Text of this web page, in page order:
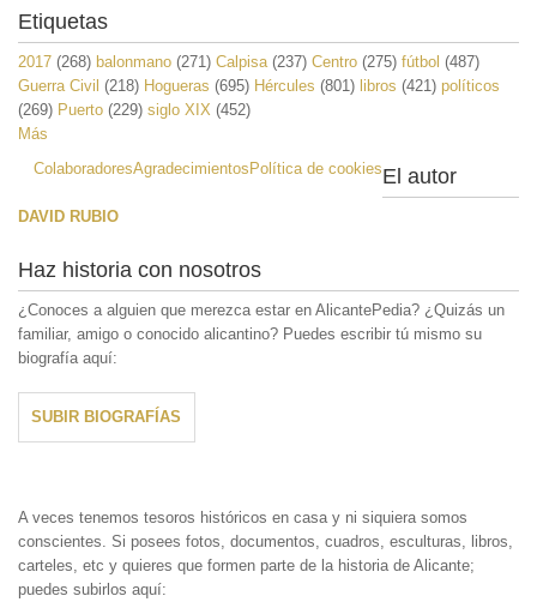
Etiquetas
2017 (268) balonmano (271) Calpisa(237) Centro (275) fútbol (487)
Guerra Civil (218) Hogueras (695) Hércules (801) libros (421) políticos
(269) Puerto (229) siglo XIX (452)
Más
ColaboradoresAgradecimientosPolítica de cookiesEl autor
DAVID RUBIO
Haz historia con nosotros
¿Conoces a alguien que merezca estar en AlicantePedia? ¿Quizás un
familiar, amigo o conocido alicantino? Puedes escribir tú mismo su
biografía aquí:
SUBIR BIOGRAFÍAS
A veces tenemos tesoros históricos en casa y ni siquiera somos
conscientes. Si posees fotos, documentos, cuadros, esculturas, libros,
carteles, etc y quieres que formen parte de la historia de Alicante;
puedes subirlos aquí: